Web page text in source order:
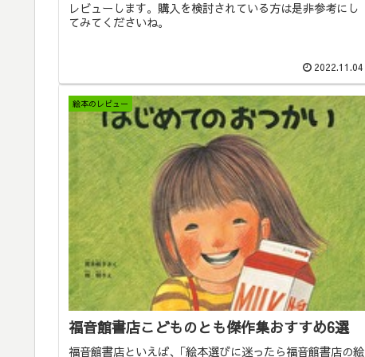
レビューします。購入を検討されている方は是非参考にし
てみてくださいね。
2022.11.04
絵本のレビュー
福音館書店こどものとも傑作集おすすめ6選
福音館書店といえば、｢絵本選びに迷ったら福音館書店の絵